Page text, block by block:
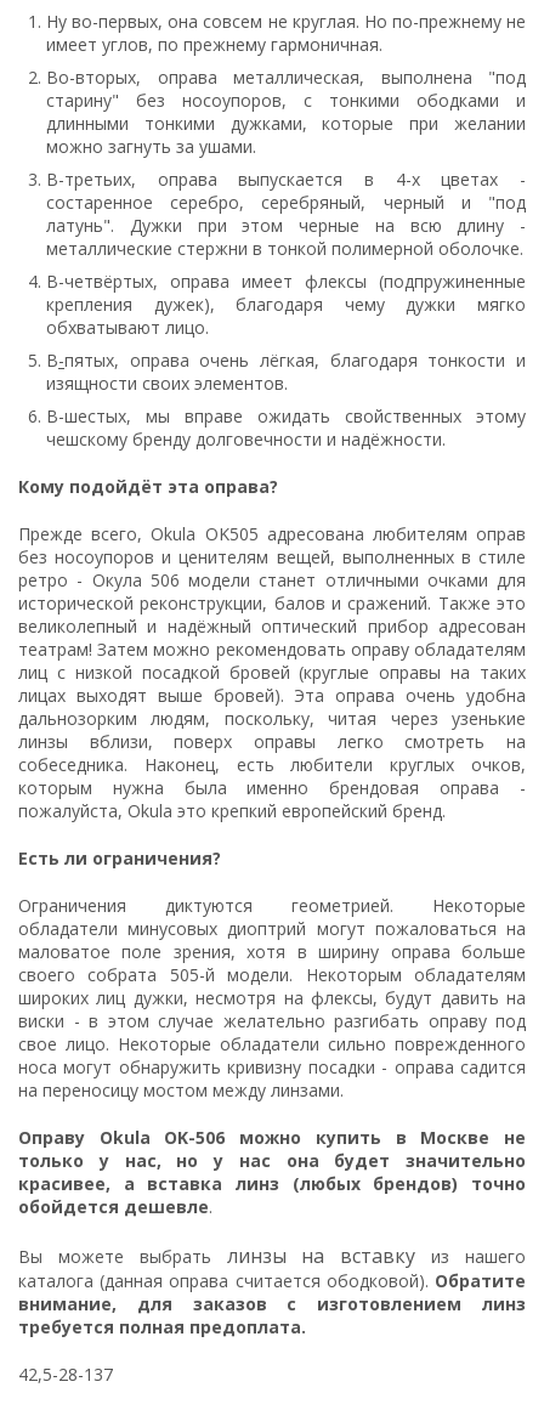
Ну во-первых, она совсем не круглая. Но по-прежнему не
имеет углов, по прежнему гармоничная.
Во-вторых, оправа металлическая, выполнена "под
старину" без носоупоров, с тонкими ободками и
длинными тонкими дужками, которые при желании
можно загнуть за ушами.
В-третьих, оправа выпускается в 4-х цветах -
состаренное серебро, серебряный, черный и "под
латунь". Дужки при этом черные на всю длину -
металлические стержни в тонкой полимерной оболочке.
В-четвёртых, оправа имеет флексы (подпружиненные
крепления дужек), благодаря чему дужки мягко
обхватывают лицо.
В-пятых, оправа очень лёгкая, благодаря тонкости и
изящности своих элементов.
В-шестых, мы вправе ожидать свойственных этому
чешскому бренду долговечности и надёжности.
Кому подойдёт эта оправа?
Прежде всего, Okula OK505 адресована любителям оправ
без носоупоров и ценителям вещей, выполненных в стиле
ретро - Окула 506 модели станет отличными очками для
исторической реконструкции, балов и сражений. Также это
великолепный и надёжный оптический прибор адресован
театрам! Затем можно рекомендовать оправу обладателям
лиц с низкой посадкой бровей (круглые оправы на таких
лицах выходят выше бровей). Эта оправа очень удобна
дальнозорким людям, поскольку, читая через узенькие
линзы вблизи, поверх оправы легко смотреть на
собеседника. Наконец, есть любители круглых очков,
которым нужна была именно брендовая оправа -
пожалуйста, Okula это крепкий европейский бренд.
Есть ли ограничения?
Ограничения диктуются геометрией. Некоторые
обладатели минусовых диоптрий могут пожаловаться на
маловатое поле зрения, хотя в ширину оправа больше
своего собрата 505-й модели. Некоторым обладателям
широких лиц дужки, несмотря на флексы, будут давить на
виски - в этом случае желательно разгибать оправу под
свое лицо. Некоторые обладатели сильно поврежденного
носа могут обнаружить кривизну посадки - оправа садится
на переносицу мостом между линзами.
Оправу Okula OK-506 можно купить в Москве не
только у нас, но у нас она будет значительно
красивее, а вставка линз (любых брендов) точно
обойдется дешевле.
Вы можете выбрать линзы на вставку из нашего
каталога (данная оправа считается ободковой). Обратите
внимание, для заказов с изготовлением линз
требуется полная предоплата.
42,5-28-137